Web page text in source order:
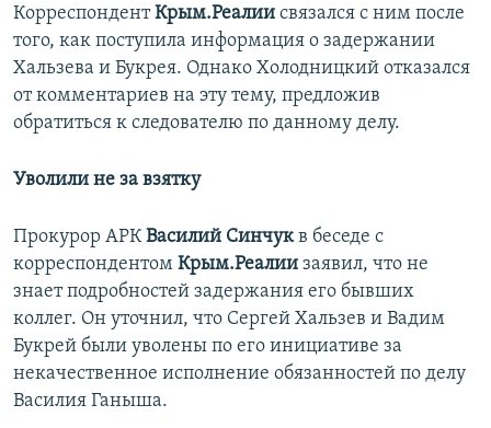
КорреспондентКрым.Реалии связался с ним после
того, как поступила информация о задержании
Хальзева и Букрея. Однако Холодницкий отказался
от комментариев на эту тему, предложив
обратиться к следователю по данному делу.
Уволили не за взятку
Прокурор АРКВасилий Синчукв беседе с
корреспондентом Крым.Реалии заявил, что не
знает подробностей задержания его бывших
коллег. Он уточнил, что Сергей Хальзев и Вадим
Букрей были уволены по его инициативе за
некачественное исполнение обязанностей по делу
Василия Ганыша.